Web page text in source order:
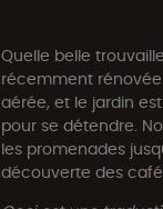
Quelle belle
récemment
aérée, et le jardin
pour se détendre.
les promenades
découverte des